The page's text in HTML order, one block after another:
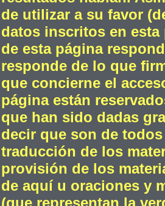
de utilizar a su favor
datos inscritos en
de esta página
responde de lo que
que concierne el
página están
que han sido dadas
decir que son de
traducción de los
provisión de los
de aquí u oraciones y
(que representan la